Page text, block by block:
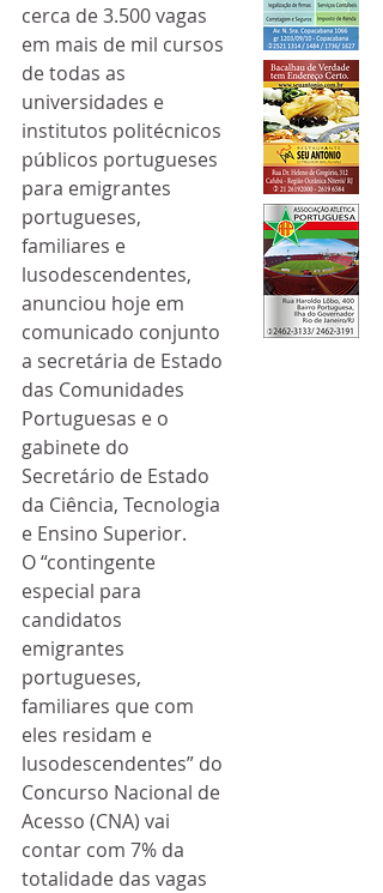
cerca de 3.500 vagas
em mais de mil cursos
de todas as
universidades e
institutos politécnicos
públicos portugueses
para emigrantes
portugueses,
familiares e
lusodescendentes,
anunciou hoje em
comunicado conjunto
a secretária de Estado
das Comunidades
Portuguesas e o
gabinete do
Secretário de Estado
da Ciência, Tecnologia
e Ensino Superior.
O “contingente
especial para
candidatos
emigrantes
portugueses,
familiares que com
eles residam e
lusodescendentes” do
Concurso Nacional de
Acesso (CNA) vai
contar com 7% da
totalidade das vagas